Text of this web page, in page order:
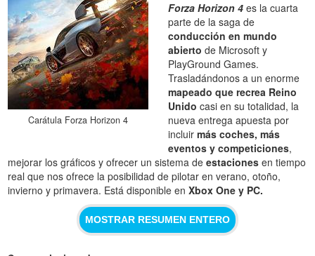
Carátula Forza Horizon 4
Forza Horizon 4 es la cuarta
parte de la saga de
conducción en mundo
abierto de Microsoft y
PlayGround Games.
Trasladándonos a un enorme
mapeado que recrea Reino
Unido casi en su totalidad, la
nueva entrega apuesta por
incluirmás coches, más
eventos y competiciones,
mejorar los gráficos y ofrecer un sistema deestaciones en tiempo
real que nos ofrece la posibilidad de pilotar en verano, otoño,
invierno y primavera. Está disponible enXbox One y PC.
MOSTRAR RESUMEN ENTERO